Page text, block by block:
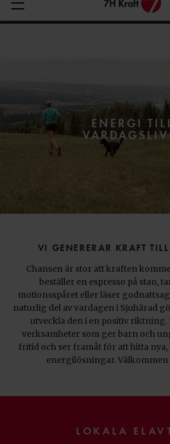
Aktuella elpriser
Medelspotpris (1/08-8/08
ENERGI
VI GENERERAR KRAFT
Chansen är stor att kraften
beställer en espresso på stan,
motionsspåret eller läser
naturlig del av vardagen i Sjuhärad
utveckla den i en positiv
verksamheter som ger barn och
fritid och ser framåt för att hitta nya,
energilösningar. Välkommen
LOKALA